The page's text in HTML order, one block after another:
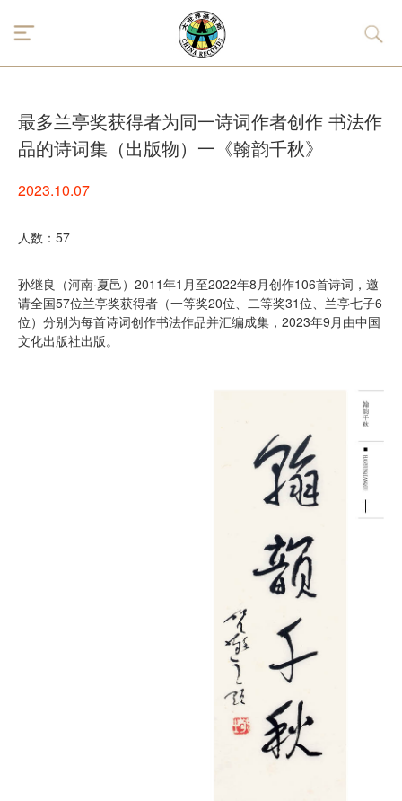
最多兰亭奖获得者为同一诗词作者创作 书法作
品的诗词集（出版物）一《翰韵千秋》
2023.10.07
人数：57
孙继良（河南·夏邑）2011年1月至2022年8月创作106首诗词，邀
请全国57位兰亭奖获得者（一等奖20位、二等奖31位、兰亭七子6
位）分别为每首诗词创作书法作品并汇编成集，2023年9月由中国
文化出版社出版。